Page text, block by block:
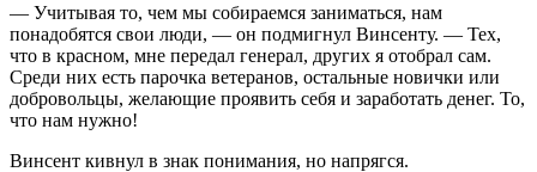
— Учитывая то, чем мы собираемся заниматься, нам
понадобятся свои люди, — он подмигнул Винсенту. — Тех,
что в красном, мне передал генерал, других я отобрал сам.
Среди них есть парочка ветеранов, остальные новички или
добровольцы, желающие проявить себя и заработать денег. То,
что нам нужно!
Винсент кивнул в знак понимания, но напрягся.